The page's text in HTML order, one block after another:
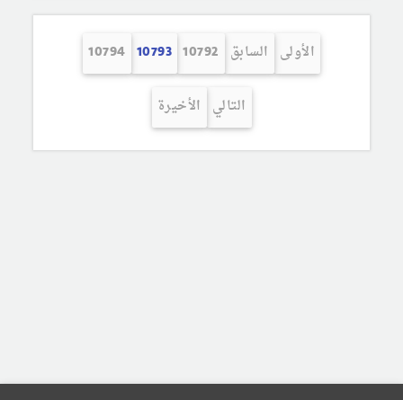
الأولى السابق 10792
10793
10794
التالي الأخيرة